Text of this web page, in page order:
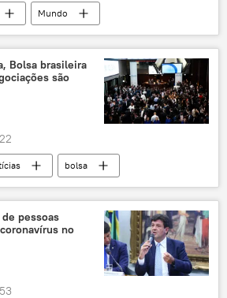
Mundo
Kirkuk
Teerã
militar
AFP
Irã Iraque
Bolsa brasileira
são
bolsa
mercado
pessoas
no